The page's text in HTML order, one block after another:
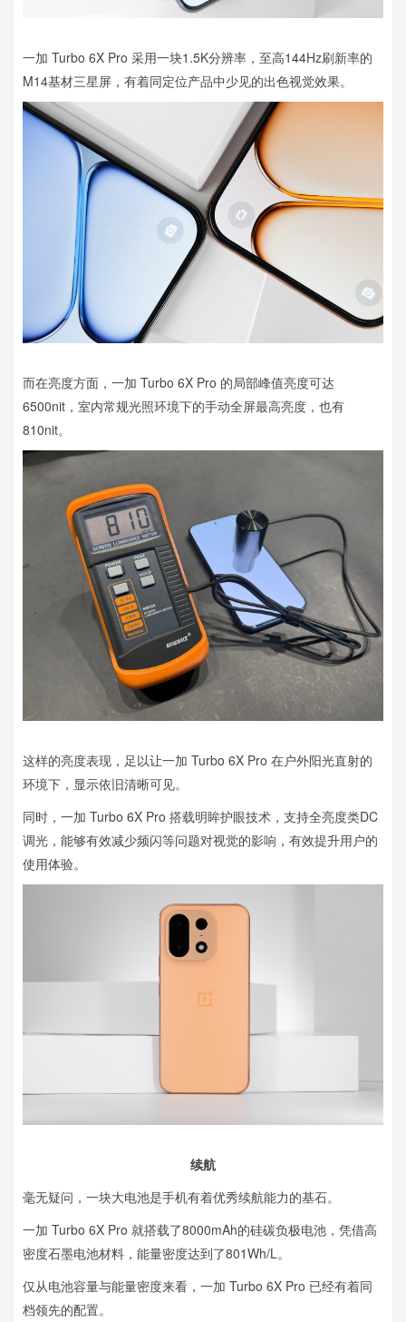
一加 Turbo 6X Pro 采用一块1.5K分辨率，至高144Hz刷新率的
M14基材三星屏，有着同定位产品中少见的出色视觉效果。
而在亮度方面，一加 Turbo 6X Pro 的局部峰值亮度可达
6500nit，室内常规光照环境下的手动全屏最高亮度，也有
810nit。
这样的亮度表现，足以让一加 Turbo 6X Pro 在户外阳光直射的
环境下，显示依旧清晰可见。
同时，一加 Turbo 6X Pro 搭载明眸护眼技术，支持全亮度类DC
调光，能够有效减少频闪等问题对视觉的影响，有效提升用户的
使用体验。
续航
毫无疑问，一块大电池是手机有着优秀续航能力的基石。
一加 Turbo 6X Pro 就搭载了8000mAh的硅碳负极电池，凭借高
密度石墨电池材料，能量密度达到了801Wh/L。
仅从电池容量与能量密度来看，一加 Turbo 6X Pro 已经有着同
档领先的配置。